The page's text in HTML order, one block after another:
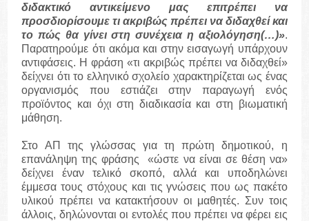
διδακτικό αντικείμενο μας επιτρέπει να
προσδιορίσουμε τι ακριβώς πρέπει να διδαχθεί και
το πώς θα γίνει στη συνέχεια η αξιολόγηση(…)».
Παρατηρούμε ότι ακόμα και στην εισαγωγή υπάρχουν
αντιφάσεις. Η φράση «τι ακριβώς πρέπει να διδαχθεί»
δείχνει ότι το ελληνικό σχολείο χαρακτηρίζεται ως ένας
οργανισμός που εστιάζει στην παραγωγή ενός
προϊόντος και όχι στη διαδικασία και στη βιωματική
μάθηση.
Στο ΑΠ της γλώσσας για τη πρώτη δημοτικού, η
επανάληψη της φράσης «ώστε να είναι σε θέση να»
δείχνει έναν τελικό σκοπό, αλλά και υποδηλώνει
έμμεσα τους στόχους και τις γνώσεις που ως πακέτο
υλικού πρέπει να κατακτήσουν οι μαθητές. Συν τοις
άλλοις, δηλώνονται οι εντολές που πρέπει να φέρει εις